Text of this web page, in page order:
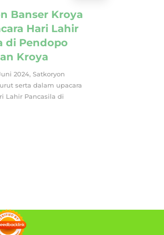
Banser Kroya
Hari Lahir
di Pendopo
Kroya
2024, Satkoryon
serta dalam upacara
Lahir Pancasila di